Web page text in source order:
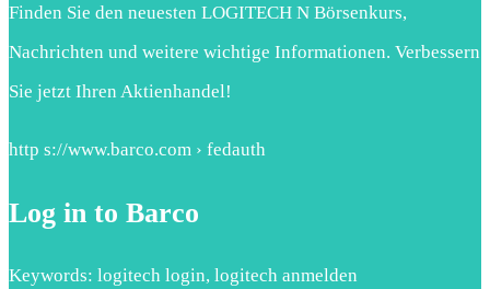
Finden Sie den neuesten LOGITECH N Börsenkurs,
Nachrichten und weitere wichtige Informationen. Verbessern
Sie jetzt Ihren Aktienhandel!
http s://www.barco.com › fedauth
Log in to Barco
Keywords: logitech login, logitech anmelden